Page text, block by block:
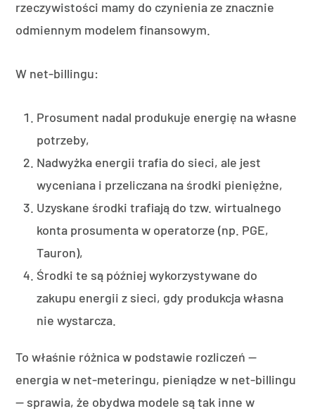
rzeczywistości mamy do czynienia ze znacznie
odmiennym modelem finansowym.
W net-billingu:
Prosument nadal produkuje energię na własne
potrzeby,
Nadwyżka energii trafia do sieci, ale jest
wyceniana i przeliczana na środki pieniężne,
Uzyskane środki trafiają do tzw. wirtualnego
konta prosumenta w operatorze (np. PGE,
Tauron),
Środki te są później wykorzystywane do
zakupu energii z sieci, gdy produkcja własna
nie wystarcza.
To właśnie różnica w podstawie rozliczeń —
energia w net-meteringu, pieniądze w net-billingu
— sprawia, że obydwa modele są tak inne w